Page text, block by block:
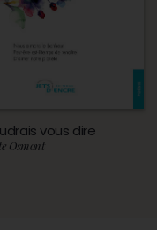
vous dire
Osmont